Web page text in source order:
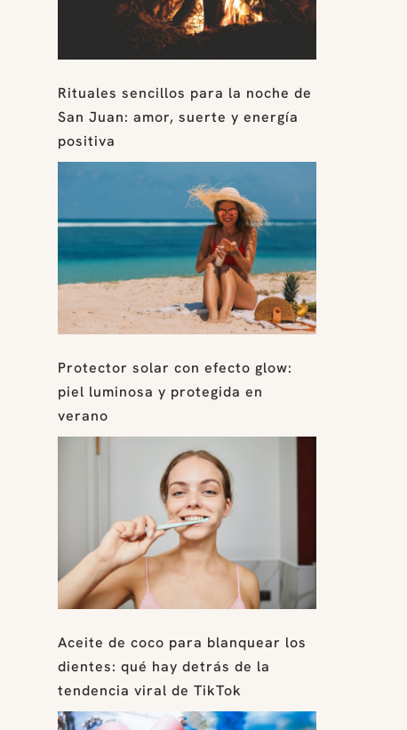
Rituales sencillos para la noche de
San Juan: amor, suerte y energía
positiva
Protector solar con efecto glow:
piel luminosa y protegida en
verano
Aceite de coco para blanquear los
dientes: qué hay detrás de la
tendencia viral de TikTok